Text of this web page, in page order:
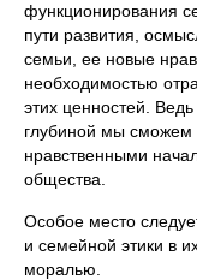
функционирования
пути развития,
семьи, ее новые
необходимостью
этих ценностей.
глубиной мы сможем
нравственными
общества.
Особое место
и семейной этики в
моралью.